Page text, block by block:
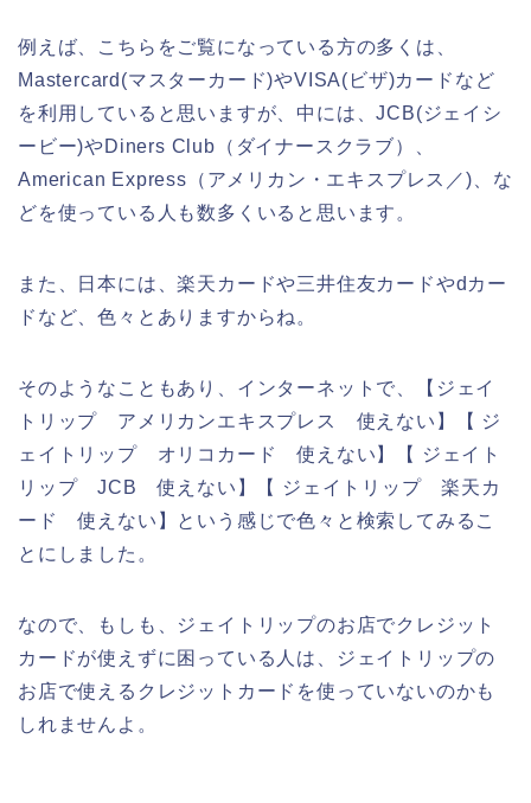
例えば、こちらをご覧になっている方の多くは、
Mastercard(マスターカード)やVISA(ビザ)カードなど
を利用していると思いますが、中には、JCB(ジェイシ
ービー)やDiners Club（ダイナースクラブ）、
American Express（アメリカン・エキスプレス／)、な
どを使っている人も数多くいると思います。
また、日本には、楽天カードや三井住友カードやdカー
ドなど、色々とありますからね。
そのようなこともあり、インターネットで、【ジェイ
トリップ アメリカンエキスプレス 使えない】【 ジ
ェイトリップ オリコカード 使えない】【 ジェイト
リップ JCB 使えない】【 ジェイトリップ 楽天カ
ード 使えない】という感じで色々と検索してみるこ
とにしました。
なので、もしも、ジェイトリップのお店でクレジット
カードが使えずに困っている人は、ジェイトリップの
お店で使えるクレジットカードを使っていないのかも
しれませんよ。